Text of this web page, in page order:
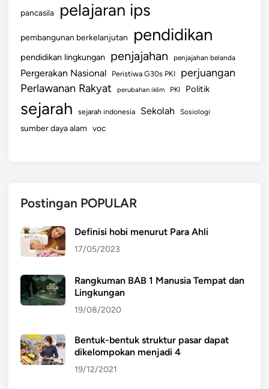
pancasila pelajaran ips
pembangunan berkelanjutan pendidikan
pendidikan lingkungan penjajahan penjajahan belanda
Pergerakan Nasional Peristiwa G30s PKI perjuangan
Perlawanan Rakyat perubahan iklim PKI Politik
sejarah sejarah indonesia Sekolah Sosiologi
sumber daya alam voc
Postingan POPULAR
Definisi hobi menurut Para Ahli
17/05/2023
Rangkuman BAB 1 Manusia Tempat dan
Lingkungan
19/08/2020
Bentuk-bentuk struktur pasar dapat
dikelompokan menjadi 4
19/12/2021